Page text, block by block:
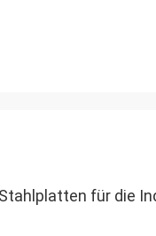
für die